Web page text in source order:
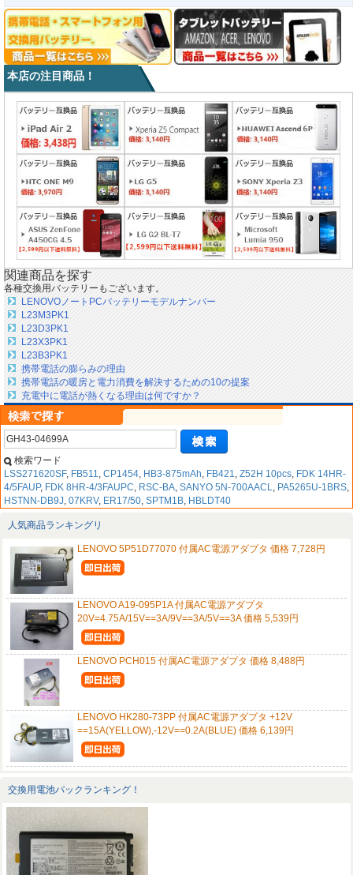
本店の注目商品！
関連商品を探す
各種交換用バッテリーもございます。
LENOVOノートPCバッテリーモデルナンバー
L23M3PK1
L23D3PK1
L23X3PK1
L23B3PK1
携帯電話の膨らみの理由
携帯電話の暖房と電力消費を解決するための10の提案
充電中に電話が熱くなる理由は何ですか？
検索ワード
LSS271620SF, FB511, CP1454, HB3-875mAh, FB421, Z52H 10pcs, FDK 14HR-
4/5FAUP, FDK 8HR-4/3FAUPC, RSC-BA, SANYO 5N-700AACL, PA5265U-1BRS,
HSTNN-DB9J, 07KRV, ER17/50, SPTM1B, HBLDT40
人気商品ランキングリ
LENOVO 5P51D77070 付属AC電源アダプタ 価格 7,728円
LENOVO A19-095P1A 付属AC電源アダプタ
20V=4.75A/15V==3A/9V==3A/5V==3A 価格 5,539円
LENOVO PCH015 付属AC電源アダプタ 価格 8,488円
LENOVO HK280-73PP 付属AC電源アダプタ +12V
==15A(YELLOW),-12V==0.2A(BLUE) 価格 6,139円
交換用電池パックランキング！